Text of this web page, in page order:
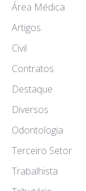
Área Médica
Artigos
Civil
Contratos
Destaque
Diversos
Odontologia
Terceiro Setor
Trabalhista